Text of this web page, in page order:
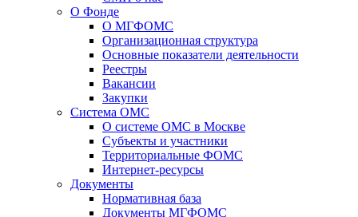
О Фонде
О МГФОМС
Организационная структура
Основные показатели деятельности
Реестры
Вакансии
Закупки
Система ОМС
О системе ОМС в Москве
Субъекты и участники
Территориальные ФОМС
Интернет-ресурсы
Документы
Нормативная база
Документы МГФОМС